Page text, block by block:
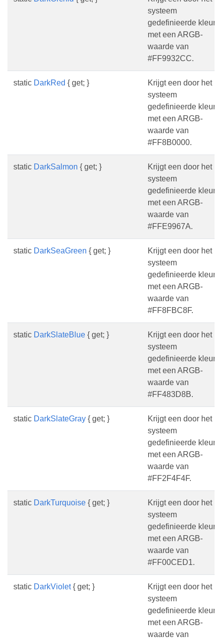
systeem
gedefinieerde kleur
met een ARGB-
waarde van
#FF9932CC.
static DarkRed { get; }
Krijgt een door het
systeem
gedefinieerde kleur
met een ARGB-
waarde van
#FF8B0000.
static DarkSalmon { get; }
Krijgt een door het
systeem
gedefinieerde kleur
met een ARGB-
waarde van
#FFE9967A.
static DarkSeaGreen { get; }
Krijgt een door het
systeem
gedefinieerde kleur
met een ARGB-
waarde van
#FF8FBC8F.
static DarkSlateBlue { get; }
Krijgt een door het
systeem
gedefinieerde kleur
met een ARGB-
waarde van
#FF483D8B.
static DarkSlateGray { get; }
Krijgt een door het
systeem
gedefinieerde kleur
met een ARGB-
waarde van
#FF2F4F4F.
static DarkTurquoise { get; }
Krijgt een door het
systeem
gedefinieerde kleur
met een ARGB-
waarde van
#FF00CED1.
static DarkViolet{ get; }
Krijgt een door het
systeem
gedefinieerde kleur
met een ARGB-
waarde van